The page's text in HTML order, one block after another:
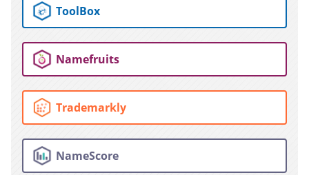
ToolBox
Namefruits
Trademarkly
NameScore